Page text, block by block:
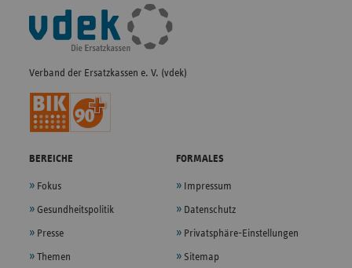
Fußleisten-
Navigation
Verband der Ersatzkassen e. V. (vdek)
BEREICHE
Fokus
Gesundheitspolitik
Presse
Themen
FORMALES
Impressum
Datenschutz
Privatsphäre-Einstellungen
Sitemap